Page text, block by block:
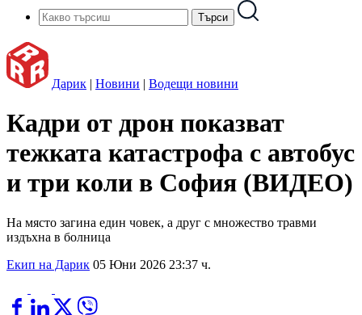
Дарик | Новини | Водещи новини
Кадри от дрон показват
тежката катастрофа с автобус
и три коли в София (ВИДЕО)
На място загина един човек, а друг с множество травми
издъхна в болница
Екип на Дарик 05 Юни 2026 23:37 ч.